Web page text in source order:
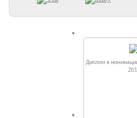
Диплом в